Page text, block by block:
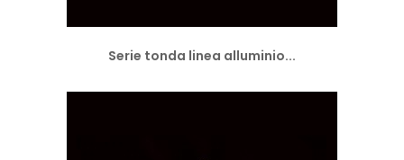
Serie tonda linea alluminio...